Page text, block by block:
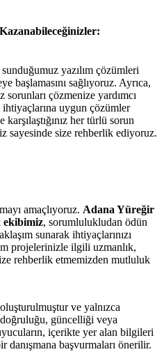
sunduğumuz yazılım çözümleri
başlamasını sağlıyoruz. Ayrıca,
sorunları çözmenize yardımcı
uygun çözümler
her türlü sorun
sayesinde size rehberlik ediyoruz.
amaçlıyoruz. Adana Yüreğir
ekibimiz, sorumlulukludan ödün
sunarak ihtiyaçlarınızı
projelerinizle ilgili uzmanlık,
rehberlik etmemizden mutluluk
ve yalnızca
güncelliği veya
içerikte yer alan bilgileri
başvurmaları önerilir.